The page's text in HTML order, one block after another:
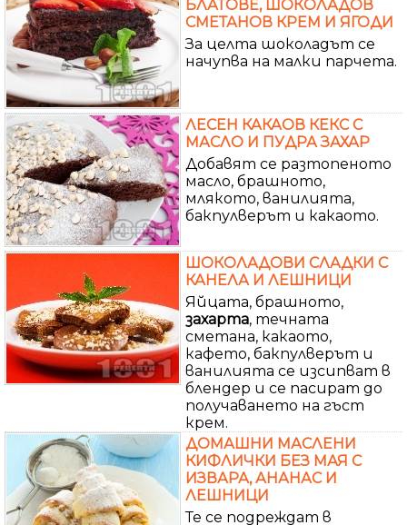
БЛАТОВЕ, ШОКОЛАДОВ
СМЕТАНОВ КРЕМ И ЯГОДИ
За целта шоколадът се
начупва на малки парчета.
ЛЕСЕН КАКАОВ КЕКС С
МАСЛО И ПУДРА ЗАХАР
Добавят се разтопеното
масло, брашното,
млякото, ванилията,
бакпулверът и какаото.
ШОКОЛАДОВИ СЛАДКИ С
КАНЕЛА И ЛЕШНИЦИ
Яйцата, брашното,
захарта, течната
сметана, какаото,
кафето, бакпулверът и
ванилията се изсипват в
блендер и се пасират до
получаването на гъст
крем.
ДОМАШНИ МАСЛЕНИ
КИФЛИЧКИ БЕЗ МАЯ С
ИЗВАРА, АНАНАС И
ЛЕШНИЦИ
Те се подреждат в